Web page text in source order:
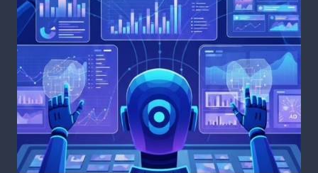
АВТОМАТИЗАЦИИ
EMAIL-
МАРКЕТИНГА
РАССЫЛОК
В
2026